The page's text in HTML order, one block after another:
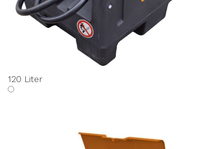
120 Liter